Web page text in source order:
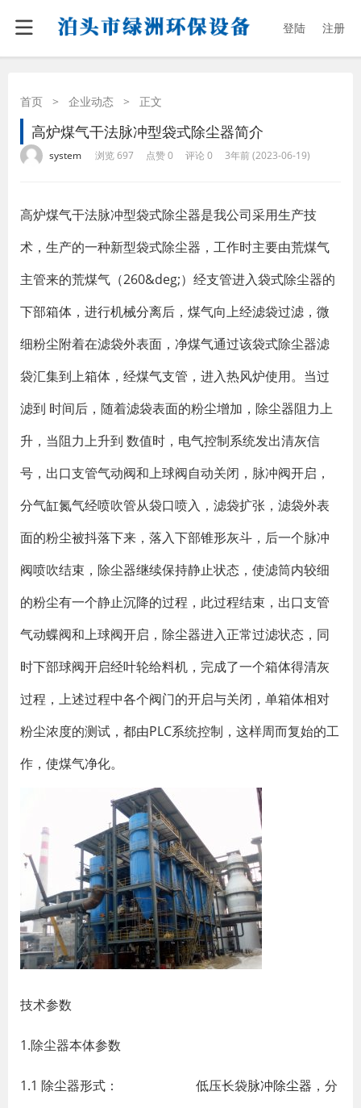
登陆 注册
首页 > 企业动态 > 正文
高炉煤气干法脉冲型袋式除尘器简介
system 浏览 697 点赞 0 评论 0 3年前 (2023-06-19)
高炉煤气干法脉冲型袋式除尘器是我公司采用生产技
术，生产的一种新型袋式除尘器，工作时主要由荒煤气
主管来的荒煤气（260&deg;）经支管进入袋式除尘器的
下部箱体，进行机械分离后，煤气向上经滤袋过滤，微
细粉尘附着在滤袋外表面，净煤气通过该袋式除尘器滤
袋汇集到上箱体，经煤气支管，进入热风炉使用。当过
滤到 时间后，随着滤袋表面的粉尘增加，除尘器阻力上
升，当阻力上升到 数值时，电气控制系统发出清灰信
号，出口支管气动阀和上球阀自动关闭，脉冲阀开启，
分气缸氮气经喷吹管从袋口喷入，滤袋扩张，滤袋外表
面的粉尘被抖落下来，落入下部锥形灰斗，后一个脉冲
阀喷吹结束，除尘器继续保持静止状态，使滤筒内较细
的粉尘有一个静止沉降的过程，此过程结束，出口支管
气动蝶阀和上球阀开启，除尘器进入正常过滤状态，同
时下部球阀开启经叶轮给料机，完成了一个箱体得清灰
过程，上述过程中各个阀门的开启与关闭，单箱体相对
粉尘浓度的测试，都由PLC系统控制，这样周而复始的工
作，使煤气净化。
技术参数
1.除尘器本体参数
1.1 除尘器形式： 低压长袋脉冲除尘器 ，分